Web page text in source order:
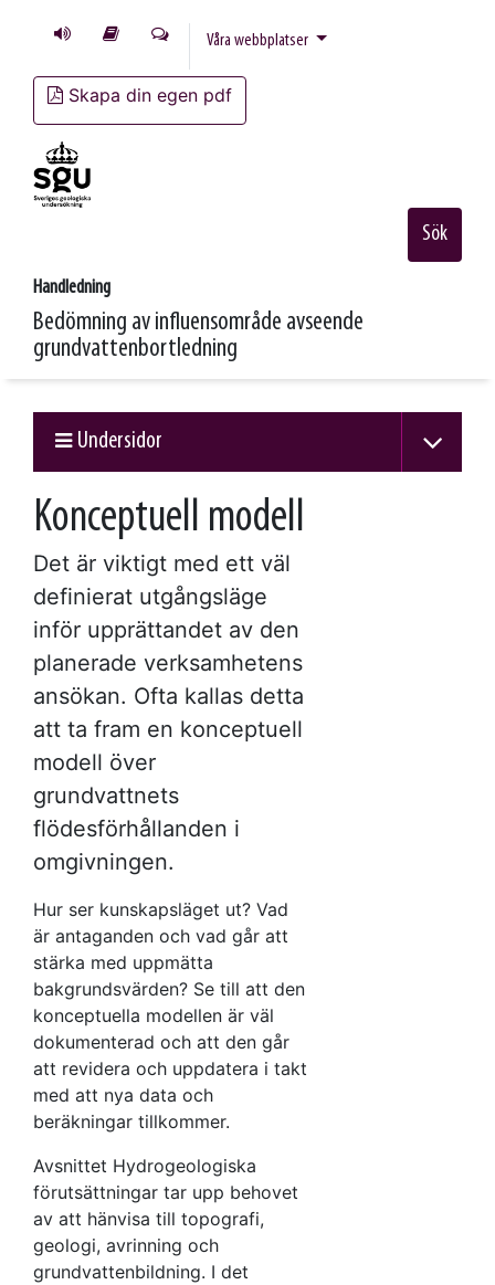
Våra webbplatser
Skapa din egen pdf
Handledning
Bedömning av influensområde avseende
grundvattenbortledning
Sök
Undersidor
Konceptuell modell
Det är viktigt med ett väl
definierat utgångsläge
inför upprättandet av den
planerade verksamhetens
ansökan. Ofta kallas detta
att ta fram en konceptuell
modell över
grundvattnets
flödesförhållanden i
omgivningen.
Hur ser kunskapsläget ut? Vad
är antaganden och vad går att
stärka med uppmätta
bakgrundsvärden? Se till att den
konceptuella modellen är väl
dokumenterad och att den går
att revidera och uppdatera i takt
med att nya data och
beräkningar tillkommer.
Avsnittet Hydrogeologiska
förutsättningar tar upp behovet
av att hänvisa till topografi,
geologi, avrinning och
grundvattenbildning. I det